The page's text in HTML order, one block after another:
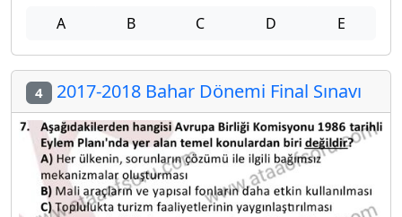
A B C D E
4 2017-2018 Bahar Dönemi Final Sınavı